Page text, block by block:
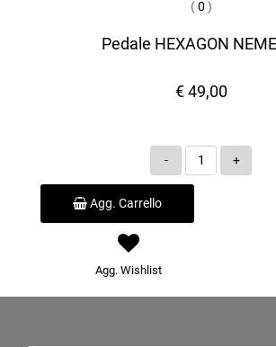
(0 )
Pedale HEXAGON
€ 49,00
Quantità
Agg. Carrello
Agg. Wishlist